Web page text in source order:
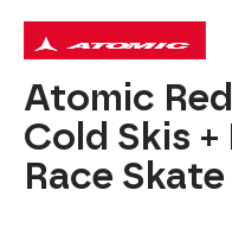
Atomic
Cold Skis
Race